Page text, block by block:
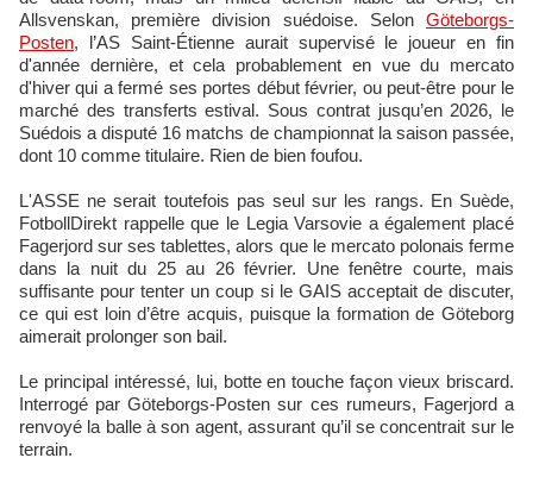
Allsvenskan, première division suédoise. Selon Göteborgs-
Posten, l’AS Saint-Étienne aurait supervisé le joueur en fin
d'année dernière, et cela probablement en vue du mercato
d'hiver qui a fermé ses portes début février, ou peut-être pour le
marché des transferts estival. Sous contrat jusqu’en 2026, le
Suédois a disputé 16 matchs de championnat la saison passée,
dont 10 comme titulaire. Rien de bien foufou.
L'ASSE ne serait toutefois pas seul sur les rangs. En Suède,
FotbollDirekt rappelle que le Legia Varsovie a également placé
Fagerjord sur ses tablettes, alors que le mercato polonais ferme
dans la nuit du 25 au 26 février. Une fenêtre courte, mais
suffisante pour tenter un coup si le GAIS acceptait de discuter,
ce qui est loin d’être acquis, puisque la formation de Göteborg
aimerait prolonger son bail.
Le principal intéressé, lui, botte en touche façon vieux briscard.
Interrogé par Göteborgs-Posten sur ces rumeurs, Fagerjord a
renvoyé la balle à son agent, assurant qu’il se concentrait sur le
terrain.